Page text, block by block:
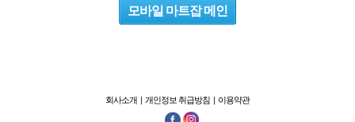
모바일 마트잡 메인
회사소개 | 개인정보 취급방침 | 이용약관